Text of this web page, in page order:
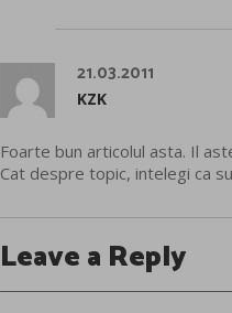
21.03.2011
KZK
Foarte bun articolul asta. Il
Cat despre topic, intelegi ca
Leave a Reply